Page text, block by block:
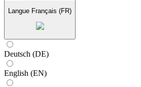
Langue Français (FR)
Deutsch (DE)
English (EN)